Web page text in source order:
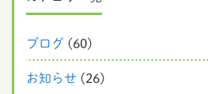
ブログ (60)
お知らせ (26)